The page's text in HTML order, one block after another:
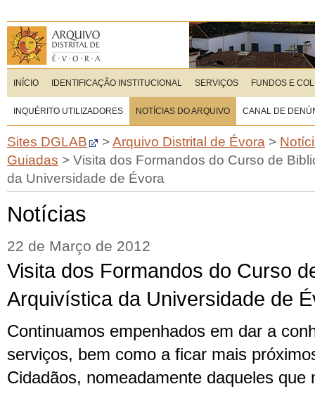
INÍCIO IDENTIFICAÇÃO INSTITUCIONAL SERVIÇOS FUNDOS E
INQUÉRITO UTILIZADORES NOTÍCIAS DO ARQUIVO CANAL DE
Sites DGLAB >Arquivo Distrital de Évora >
Guiadas > Visita dos Formandos do Curso de
da Universidade de Évora
Notícias
22 de Março de 2012
Visita dos Formandos do Curso
Arquivística da Universidade de
Continuamos empenhados em dar a
serviços, bem como a ficar mais
Cidadãos, nomeadamente daqueles que